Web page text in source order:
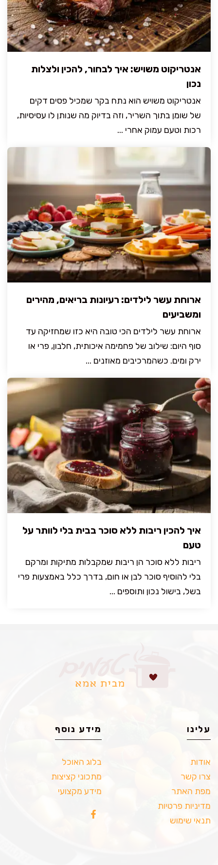
אנטריקוט משויש: איך לבחור, להכין ולצלות
נכון
אנטריקוט משויש הוא נתח בקר שמכיל פסים דקים
של שומן בתוך השריר, וזה בדיוק מה שנותן לו עסיסיות,
רכות וטעם עמוק אחרי ...
ארוחת עשר לילדים: רעיונות בריאים, מהירים
ומשביעים
ארוחת עשר לילדים הכי טובה היא כזו שמחזיקה עד
סוף היום: שילוב של פחמימה איכותית, חלבון, פרי או
ירק ומים. כשהמרכיבים מאוזנים ...
איך להכין ריבות ללא סוכר בבית בלי לוותר על
טעם
ריבות ללא סוכר הן ריבות שמקבלות מתיקות ומרקם
בלי להוסיף סוכר לבן או חום, בדרך כלל באמצעות פרי
בשל, בישול נכון ותוספים ...
עלינו
אודות
צרו קשר
מפת האתר
מדיניות פרטיות
תנאי שימוש
מידע נוסף
בלוג האוכל
מתכוני קציצות
מידע מקצועי